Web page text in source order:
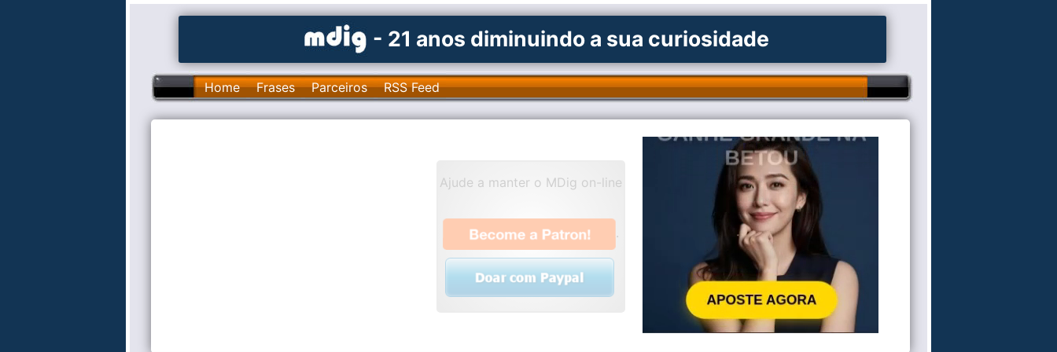
- 21 anos diminuindo a sua curiosidade
Home Frases Parceiros RSS Feed
Ajude a manter o MDig on-line
.